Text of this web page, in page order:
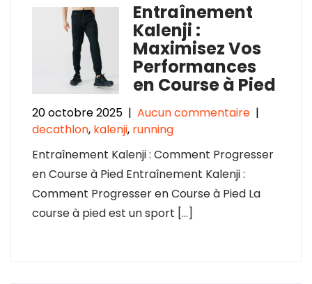
Entraînement
Kalenji :
Maximisez Vos
Performances
en Course à Pied
20 octobre 2025 | Aucun commentaire |
decathlon, kalenji, running
Entraînement Kalenji : Comment Progresser
en Course à Pied Entraînement Kalenji :
Comment Progresser en Course à Pied La
course à pied est un sport […]